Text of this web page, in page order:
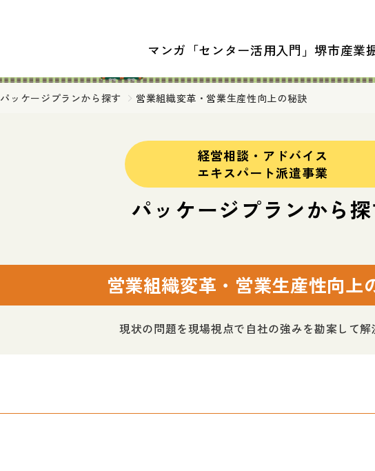
マンガ「センター活用入門」 堺市産業
パッケージプランから探す 営業組織変革・営業生産性向上の秘訣
経営相談・アドバイス
エキスパート派遣事業
パッケージプランから
営業組織変革・営業生産性向上
現状の問題を現場視点で自社の強みを勘案して解